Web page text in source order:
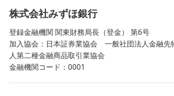
株式会社みずほ銀行
登録金融機関 関東財務局長（登金） 第6号
加入協会：日本証券業協会 一般社団法人金融
人第二種金融商品取引業協会
金融機関コード：0001